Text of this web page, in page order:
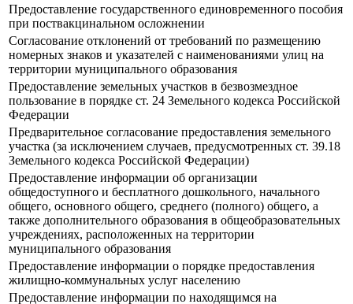
Предоставление государственного единовременного пособия
при поствакцинальном осложнении
Согласование отклонений от требований по размещению
номерных знаков и указателей с наименованиями улиц на
территории муниципального образования
Предоставление земельных участков в безвозмездное
пользование в порядке ст. 24 Земельного кодекса Российской
Федерации
Предварительное согласование предоставления земельного
участка (за исключением случаев, предусмотренных ст. 39.18
Земельного кодекса Российской Федерации)
Предоставление информации об организации
общедоступного и бесплатного дошкольного, начального
общего, основного общего, среднего (полного) общего, а
также дополнительного образования в общеобразовательных
учреждениях, расположенных на территории
муниципального образования
Предоставление информации о порядке предоставления
жилищно-коммунальных услуг населению
Предоставление информации по находящимся на